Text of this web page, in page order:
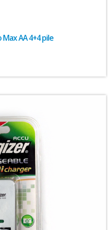
Max AA 4+4 pile